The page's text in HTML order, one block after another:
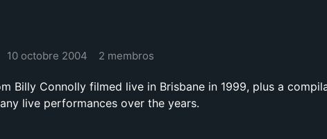
10 octobre 2004 2 membros
Billy Connolly filmed live in Brisbane in 1999, plus a
live performances over the years.